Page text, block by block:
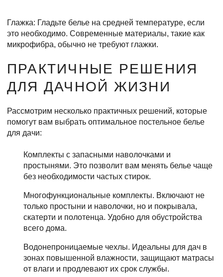
Глажка: Гладьте белье на средней температуре, если
это необходимо. Современные материалы, такие как
микрофибра, обычно не требуют глажки.
ПРАКТИЧНЫЕ РЕШЕНИЯ
ДЛЯ ДАЧНОЙ ЖИЗНИ
Рассмотрим несколько практичных решений, которые
помогут вам выбрать оптимальное постельное белье
для дачи:
Комплекты с запасными наволочками и
простынями. Это позволит вам менять белье чаще
без необходимости частых стирок.
Многофункциональные комплекты. Включают не
только простыни и наволочки, но и покрывала,
скатерти и полотенца. Удобно для обустройства
всего дома.
Водонепроницаемые чехлы. Идеальны для дач в
зонах повышенной влажности, защищают матрасы
от влаги и продлевают их срок службы.